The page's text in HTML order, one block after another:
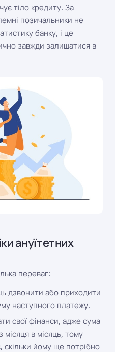
тіло кредиту. За
позичальники не
банку, і це
завжди залишатися в
ануїтетних
переваг:
дзвонити або приходити
наступного платежу.
свої фінанси, адже сума
в місяць, тому
скільки йому ще потрібно